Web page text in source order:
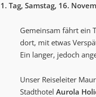
1. Tag, Samstag, 16.
Gemeinsam fährt ein
dort, mit etwas
Ein langer, jedoch
Unser Reiseleiter
Stadthotel Aurola